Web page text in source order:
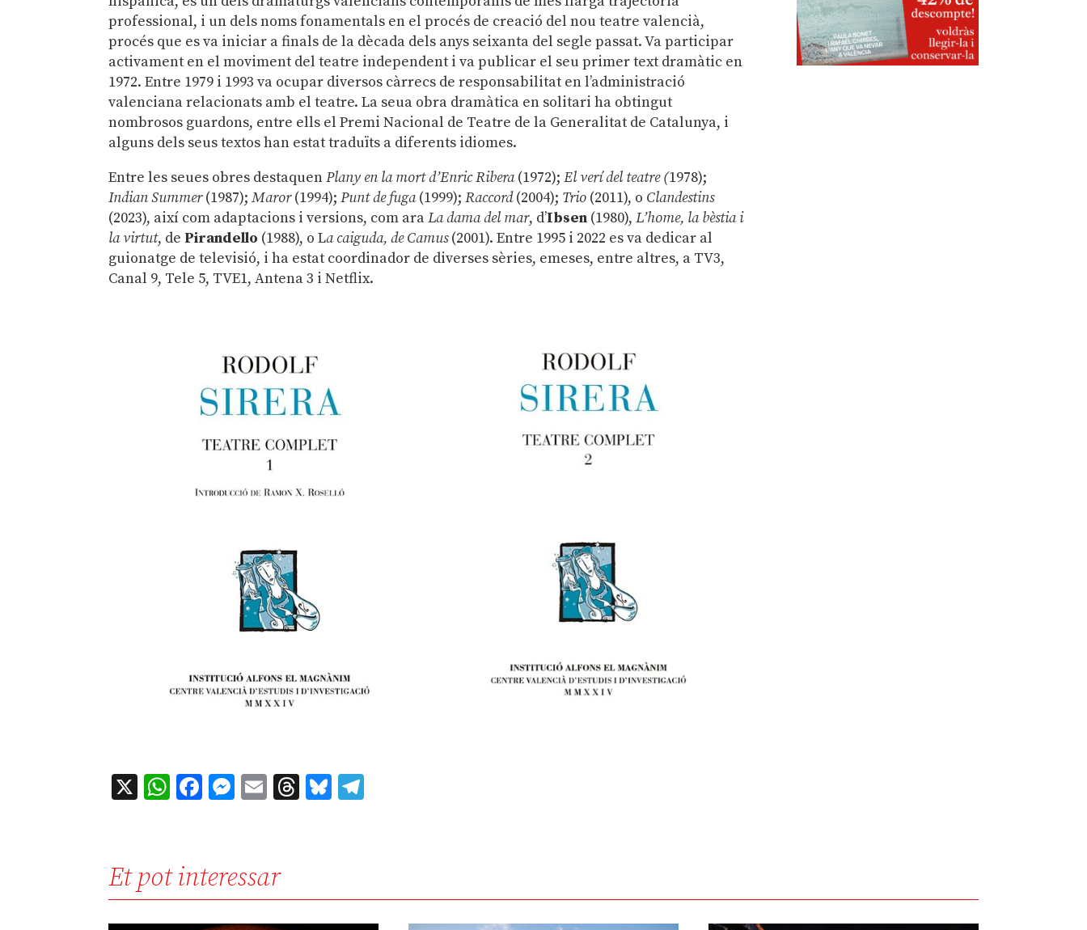
professional, i un dels noms fonamentals en el procés de creació del nou teatre valencià,
procés que es va iniciar a finals de la dècada dels anys seixanta del segle passat. Va participar
activament en el moviment del teatre independent i va publicar el seu primer text dramàtic en
1972. Entre 1979 i 1993 va ocupar diversos càrrecs de responsabilitat en l’administració
valenciana relacionats amb el teatre. La seua obra dramàtica en solitari ha obtingut
nombrosos guardons, entre ells el Premi Nacional de Teatre de la Generalitat de Catalunya, i
alguns dels seus textos han estat traduïts a diferents idiomes.
Entre les seues obres destaquenPlany en la mort d’Enric Ribera(1972);El verí del teatre (1978);
Indian Summer(1987);Maror(1994);Punt de fuga(1999);Raccord(2004); Trio (2011), o Clandestins
(2023), així com adaptacions i versions, com araLa dama del mar, d’Ibsen (1980),L’home, la bèstia i
la virtut, de Pirandello (1988), o La caiguda, de Camus(2001). Entre 1995 i 2022 es va dedicar al
guionatge de televisió, i ha estat coordinador de diverses sèries, emeses, entre altres, a TV3,
Canal 9, Tele 5, TVE1, Antena 3 i Netflix.
X WhatsApp
Facebook
Messenger
EmailThreads
Bluesky
Et pot interessar